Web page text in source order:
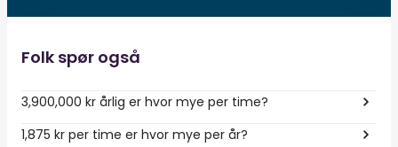
Folk spør også
3,900,000 kr årlig er hvor mye per time?
1,875 kr per time er hvor mye per år?